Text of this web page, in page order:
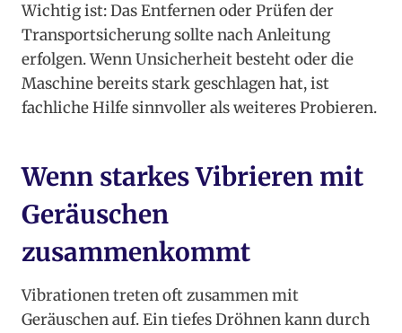
Wichtig ist: Das Entfernen oder Prüfen der
Transportsicherung sollte nach Anleitung
erfolgen. Wenn Unsicherheit besteht oder die
Maschine bereits stark geschlagen hat, ist
fachliche Hilfe sinnvoller als weiteres Probieren.
Wenn starkes Vibrieren mit
Geräuschen
zusammenkommt
Vibrationen treten oft zusammen mit
Geräuschen auf. Ein tiefes Dröhnen kann durch